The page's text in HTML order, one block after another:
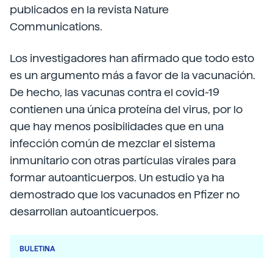
publicados en la revista Nature
Communications.
Los investigadores han afirmado que todo esto
es un argumento más a favor de la vacunación.
De hecho, las vacunas contra el covid-19
contienen una única proteína del virus, por lo
que hay menos posibilidades que en una
infección común de mezclar el sistema
inmunitario con otras partículas virales para
formar autoanticuerpos. Un estudio ya ha
demostrado que los vacunados en Pfizer no
desarrollan autoanticuerpos.
BULETINA